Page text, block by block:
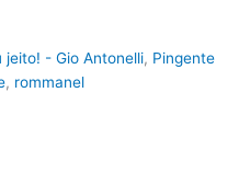
jeito! - Gio Antonelli, Pingente
, rommanel